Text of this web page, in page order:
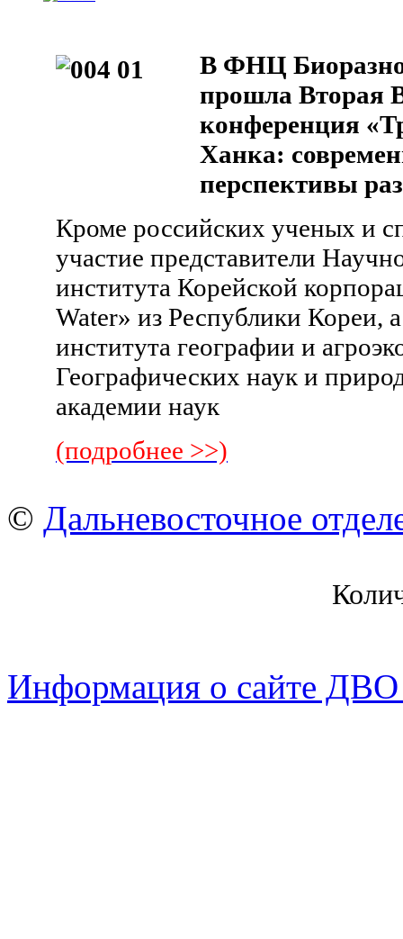
В ФНЦ
прошла Вторая
конференция
Ханка:
перспективы
Кроме российских ученых и
участие представители
института Корейской
Water» из Республики Кореи,
института географии и
Географических наук и
академии наук
(подробнее >>)
© Дальневосточное
Информация о сайте